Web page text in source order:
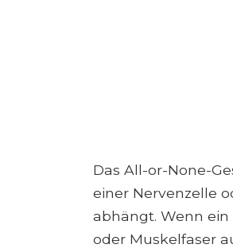
Das All-or-None-
einer Nervenzelle
abhängt. Wenn
oder Muskelfaser